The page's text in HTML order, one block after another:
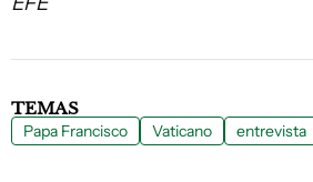
TEMAS
Papa Francisco Vaticano entrevista